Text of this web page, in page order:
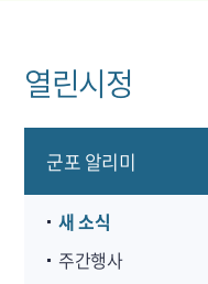
열린시정
군포 알리미
새 소식
주간행사